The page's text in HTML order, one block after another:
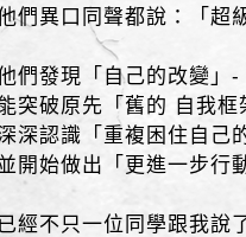
們異口同聲都說：「超
們發現「自己的改變」-
突破原先「舊的 自我框
深認識「重複困住自己
開始做出「更進一步行
經不只一位同學跟我說